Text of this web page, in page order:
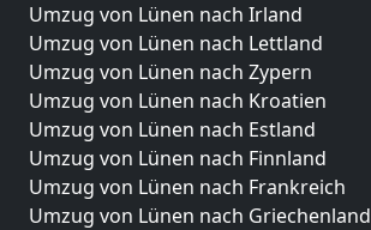
Umzug von Lünen nach Irland
Umzug von Lünen nach Lettland
Umzug von Lünen nach Zypern
Umzug von Lünen nach Kroatien
Umzug von Lünen nach Estland
Umzug von Lünen nach Finnland
Umzug von Lünen nach Frankreich
Umzug von Lünen nach Griechenland